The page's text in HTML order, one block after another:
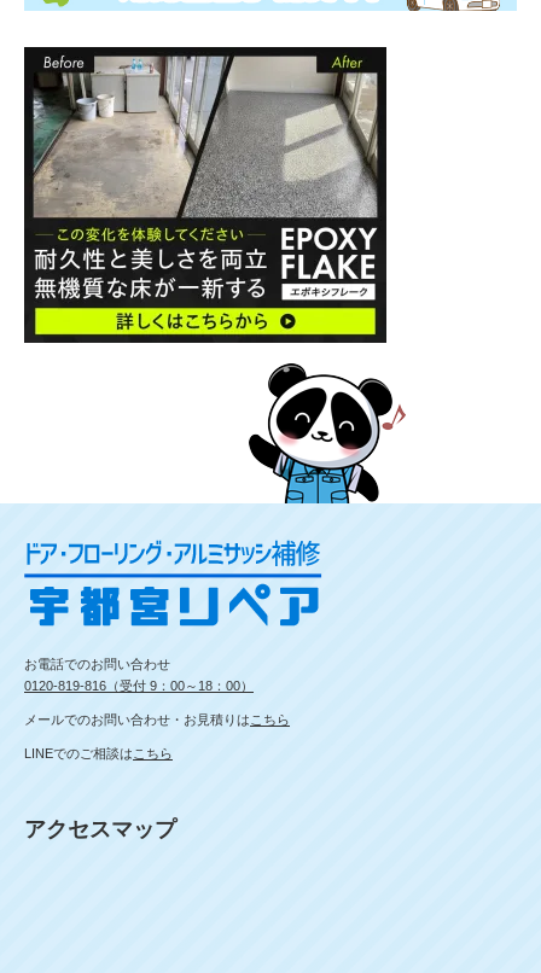
お電話でのお問い合わせ
0120-819-816（受付 9：00～18：00）
メールでのお問い合わせ・お見積りは こちら
LINEでのご相談は こちら
アクセスマップ